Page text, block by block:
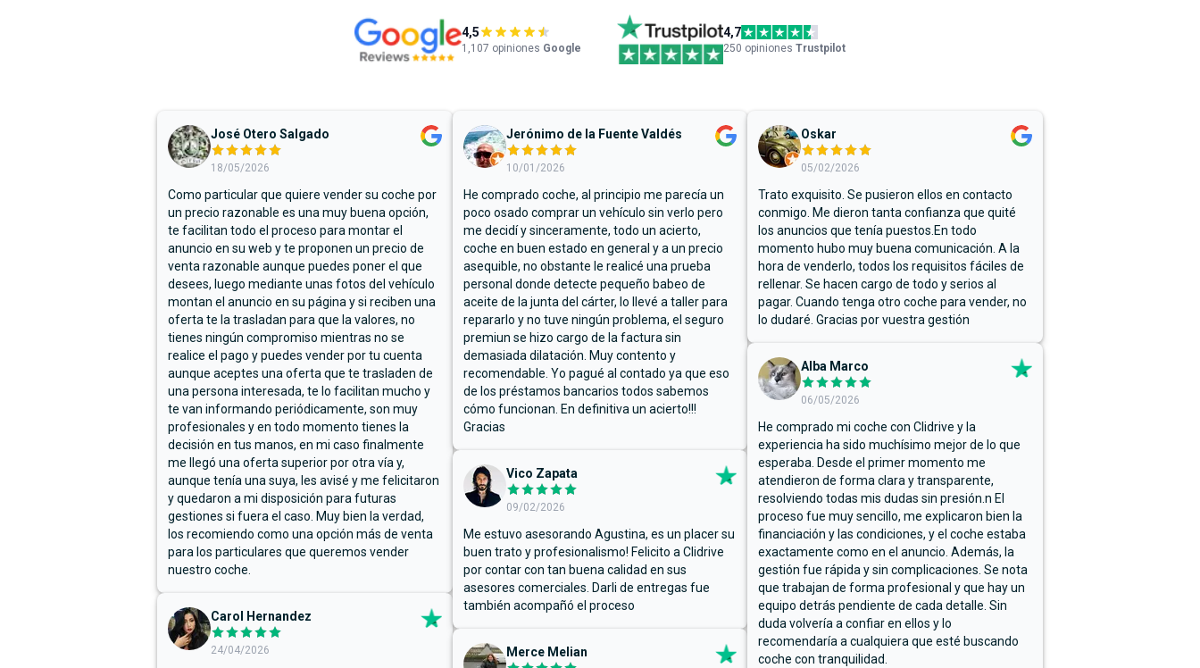
4,5
1,107 opiniones Google
4,7
250 opiniones Trustpilot
José Otero Salgado
18/05/2026
Como particular que quiere vender su coche por
un precio razonable es una muy buena opción,
te facilitan todo el proceso para montar el
anuncio en su web y te proponen un precio de
venta razonable aunque puedes poner el que
desees, luego mediante unas fotos del vehículo
montan el anuncio en su página y si reciben una
oferta te la trasladan para que la valores, no
tienes ningún compromiso mientras no se
realice el pago y puedes vender por tu cuenta
aunque aceptes una oferta que te trasladen de
una persona interesada, te lo facilitan mucho y
te van informando periódicamente, son muy
profesionales y en todo momento tienes la
decisión en tus manos, en mi caso finalmente
me llegó una oferta superior por otra vía y,
aunque tenía una suya, les avisé y me felicitaron
y quedaron a mi disposición para futuras
gestiones si fuera el caso. Muy bien la verdad,
los recomiendo como una opción más de venta
para los particulares que queremos vender
nuestro coche.
Carol Hernandez
24/04/2026
Jerónimo de la Fuente Valdés
10/01/2026
He comprado coche, al principio me parecía un
poco osado comprar un vehículo sin verlo pero
me decidí y sinceramente, todo un acierto,
coche en buen estado en general y a un precio
asequible, no obstante le realicé una prueba
personal donde detecte pequeño babeo de
aceite de la junta del cárter, lo llevé a taller para
repararlo y no tuve ningún problema, el seguro
premiun se hizo cargo de la factura sin
demasiada dilatación. Muy contento y
recomendable. Yo pagué al contado ya que eso
de los préstamos bancarios todos sabemos
cómo funcionan. En definitiva un acierto!!!
Gracias
Vico Zapata
09/02/2026
Me estuvo asesorando Agustina, es un placer su
buen trato y profesionalismo! Felicito a Clidrive
por contar con tan buena calidad en sus
asesores comerciales. Darli de entregas fue
también acompañó el proceso
Merce Melian
Oskar
05/02/2026
Trato exquisito. Se pusieron ellos en contacto
conmigo. Me dieron tanta confianza que quité
los anuncios que tenía puestos.En todo
momento hubo muy buena comunicación. A la
hora de venderlo, todos los requisitos fáciles de
rellenar. Se hacen cargo de todo y serios al
pagar. Cuando tenga otro coche para vender, no
lo dudaré. Gracias por vuestra gestión
Alba Marco
06/05/2026
He comprado mi coche con Clidrive y la
experiencia ha sido muchísimo mejor de lo que
esperaba. Desde el primer momento me
atendieron de forma clara y transparente,
resolviendo todas mis dudas sin presión.n El
proceso fue muy sencillo, me explicaron bien la
financiación y las condiciones, y el coche estaba
exactamente como en el anuncio. Además, la
gestión fue rápida y sin complicaciones. Se nota
que trabajan de forma profesional y que hay un
equipo detrás pendiente de cada detalle. Sin
duda volvería a confiar en ellos y lo
recomendaría a cualquiera que esté buscando
coche con tranquilidad.